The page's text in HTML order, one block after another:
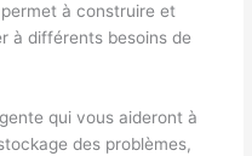
à construire et
à différents besoins de
qui vous aideront à
des problèmes,